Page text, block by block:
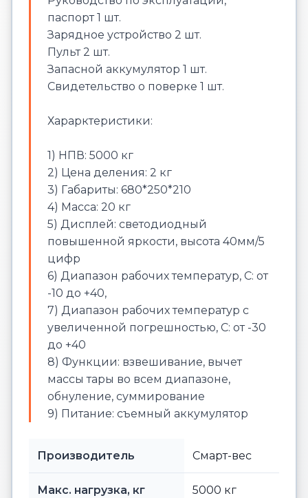
паспорт 1 шт.
Зарядное устройство 2 шт.
Пульт 2 шт.
Запасной аккумулятор 1 шт.
Свидетельство о поверке 1 шт.
Харарктеристики:
1) НПВ: 5000 кг
2) Цена деления: 2 кг
3) Габариты: 680*250*210
4) Масса: 20 кг
5) Дисплей: светодиодный
повышенной яркости, высота 40мм/5
цифр
6) Диапазон рабочих температур, C: от
-10 до +40,
7) Диапазон рабочих температур с
увеличенной погрешностью, С: от -30
до +40
8) Функции: взвешивание, вычет
массы тары во всем диапазоне,
обнуление, суммирование
9) Питание: съемный аккумулятор
Производитель Смарт-вес
Макс. нагрузка, кг 5000 кг